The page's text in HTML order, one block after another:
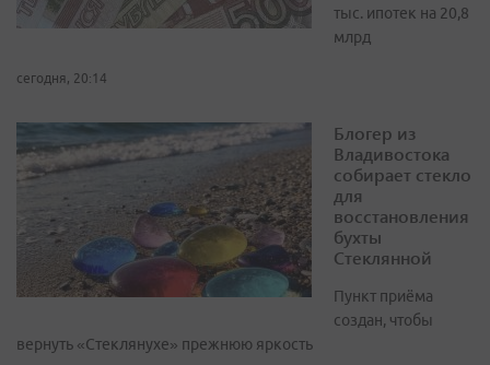
тыс. ипотек на 20,8
млрд
сегодня, 20:14
Блогер из
Владивостока
собирает стекло
для
восстановления
бухты
Стеклянной
Пункт приёма
создан, чтобы
вернуть «Стеклянухе» прежнюю яркость